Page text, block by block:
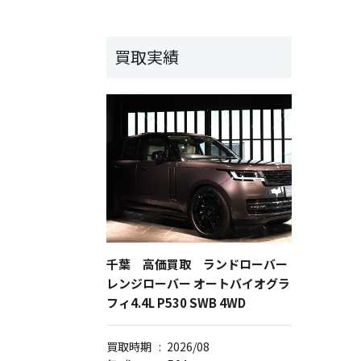
買取実績
千葉 高価買取 ランドローバー
レンジローバー オートバイオグラ
フィ4.4L P530 SWB 4WD
買取時期 : 2026/08